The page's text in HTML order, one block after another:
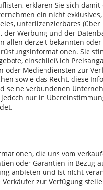
erklären Sie sich
ein nicht
unterlizenzierbares (über
der Werbung und der
allen derzeit bekannten
Sie
einschließlich
oder Mediendiensten zur
sowie das Recht, diese
seine verbundenen
nur in
die uns vom
oder Garantien in Bezug
anbieten und ist nicht
zur Verfügung